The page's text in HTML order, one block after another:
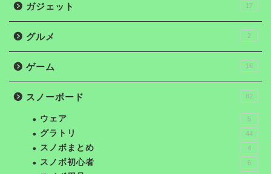
ガジェット 17
グルメ 2
ゲーム 16
スノーボード 82
ウェア 5
グラトリ 44
スノボまとめ 4
スノボ初心者 6